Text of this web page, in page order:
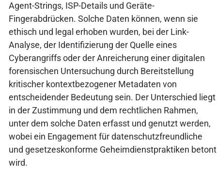
Agent-Strings, ISP-Details und Geräte-
Fingerabdrücken. Solche Daten können, wenn sie
ethisch und legal erhoben wurden, bei der Link-
Analyse, der Identifizierung der Quelle eines
Cyberangriffs oder der Anreicherung einer digitalen
forensischen Untersuchung durch Bereitstellung
kritischer kontextbezogener Metadaten von
entscheidender Bedeutung sein. Der Unterschied liegt
in der Zustimmung und dem rechtlichen Rahmen,
unter dem solche Daten erfasst und genutzt werden,
wobei ein Engagement für datenschutzfreundliche
und gesetzeskonforme Geheimdienstpraktiken betont
wird.